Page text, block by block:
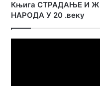
Књига СТРАДАЊЕ И
НАРОДА У 20 .веку